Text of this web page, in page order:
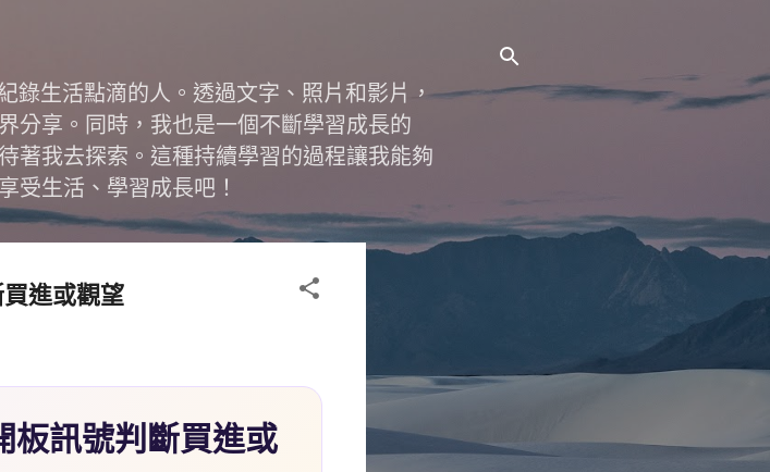
錄生活點滴的人。透過文字、照片和影片，
分享。同時，我也是一個不斷學習成長的
著我去探索。這種持續學習的過程讓我能夠
受生活、學習成長吧！
進或觀望
板訊號判斷買進或